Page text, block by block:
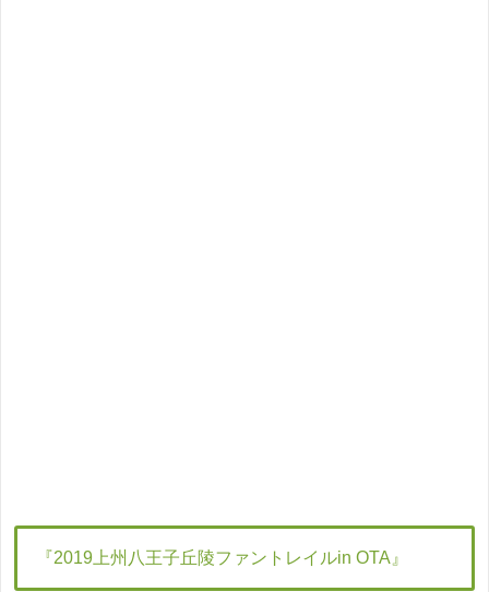
『2019上州八王子丘陵ファントレイルin OTA』